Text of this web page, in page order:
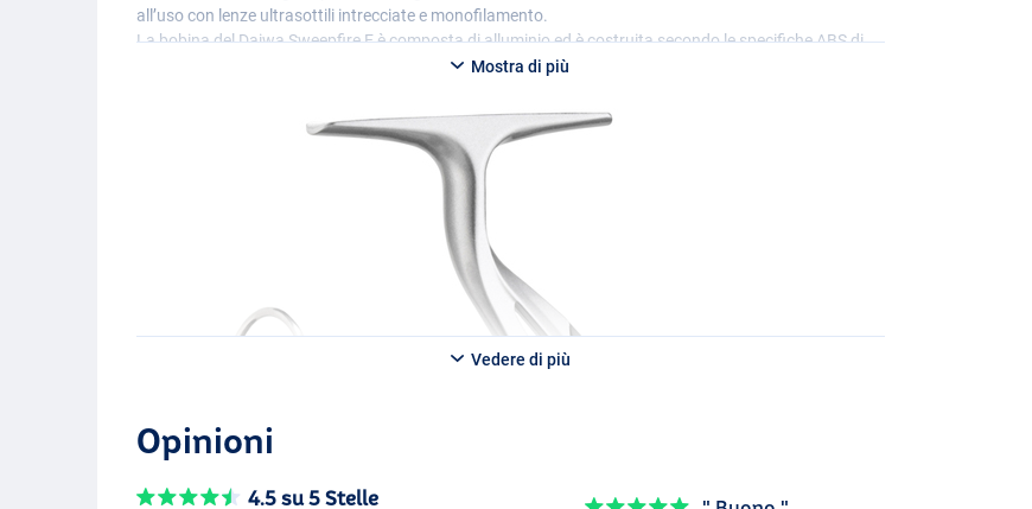
all’uso con lenze ultrasottili intrecciate e monofilamento.
La bobina del Daiwa Sweepfire E è composta di alluminio ed è costruita secondo le specificheABSdi
Daiwa. L’ABS è un sistema anti-backlash che assicura che anche quando si effettuano forti lanci, non
Lo Sweepfire E è un mulinello per pescatori di tutte le discipline.
Disponibile in 8 modelli diversi, quindi sia che tu stia cercando un delicato mulinello 1500 per la pesca
leggera, sia che tu voglia un più pesante 5000 per la pesca da carpe, c’è un Daiwa Sweepfire per tutti!
Daiwa Sweepfire E 1500C
– Rapporto di trasmissione: 5.3:1
Mostra di più
Vedere di più
Opinioni
4.5 su 5 Stelle